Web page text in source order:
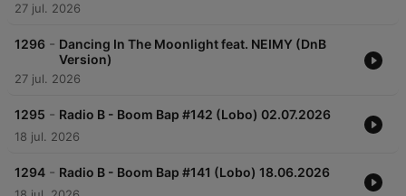
27 jul. 2026
1296 - Dancing In The Moonlight feat. NEIMY (DnB
Version)
27 jul. 2026
1295 - Radio B - Boom Bap #142 (Lobo) 02.07.2026
18 jul. 2026
1294 - Radio B - Boom Bap #141 (Lobo) 18.06.2026